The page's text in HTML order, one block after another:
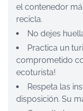
el contenedor
recicla.
No dejes
Practica un
comprometido
ecoturista!
Respeta las
disposición. Su